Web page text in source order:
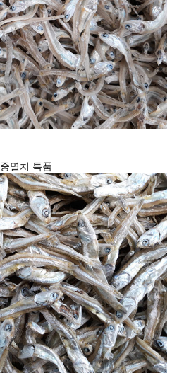
중멸치 특품